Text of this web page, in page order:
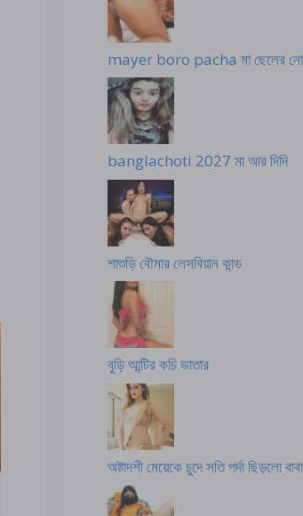
mayer boro pacha মা ছেলের
banglachoti 2027 মা আর দিদি
শাশুড়ি বৌমার লেসবিয়ান কান্ড
বুড়ি আন্টির কচি ভাতার
অষ্টাদশী মেয়েকে চুদে সতি পর্দা ছিড়লো বাবা